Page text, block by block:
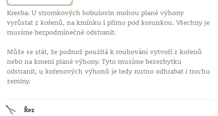
Kresba: U stromkových bobulovin mohou plané výhony
vyrůstat z kořenů, na kmínku i přímo pod korunkou. Všechny je
musíme bezpodmínečně odstranit.
Může se stát, že podnož použitá k roubování vytvoří z kořenů
nebo na kmeni plané výhony. Tyto musíme bezezbytku
odstranit, u kořenových výhonů je tedy nutno odhrabat i trochu
zeminy.
Řez